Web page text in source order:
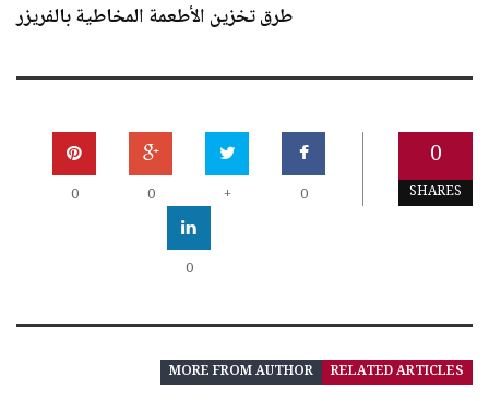
طرق تخزين الأطعمة المخاطية بالفريزر
0
SHARES
0
+
0
0
0
RELATED ARTICLES
MORE FROM AUTHOR